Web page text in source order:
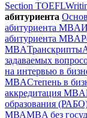
Section TOEFL
абитуриента
абитуриента MBA
абитуриента MBA
MBAТранскрипты
задаваемых
на интервью в
MBAСтепень в
аккредитация MBA
образования
МВАMBA без